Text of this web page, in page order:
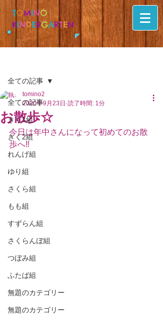
TOMINO
KINDERGARTEN
全ての記事
きく1組
きく2組
れんげ組
ゆり組
さくら組
もも組
すずらん組
さくらんぼ組
つぼみ組
ふたば組
無題のカテゴリー
無題のカテゴリー
全ての記事
お散歩☆
tomino2
2020年9月23日 読了時間: 1分
今日は年中さんになって初めてのお散
歩へ‼️